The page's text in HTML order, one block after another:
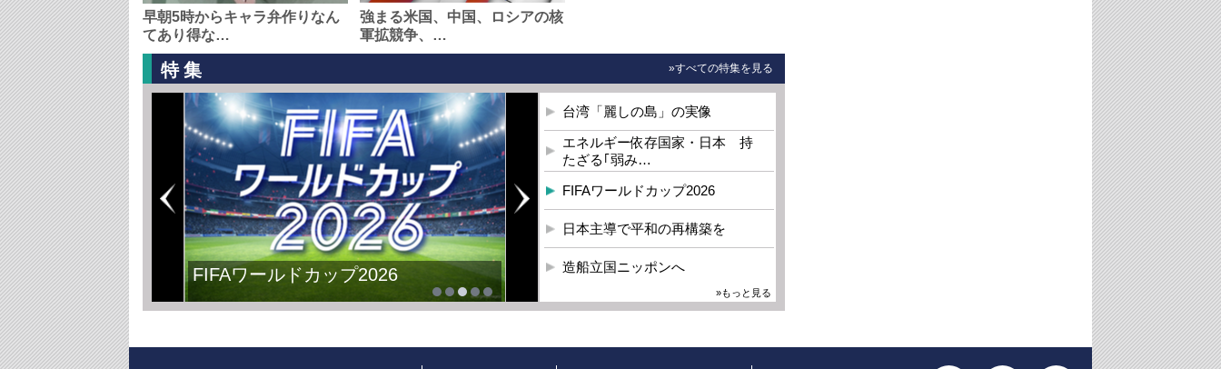
早朝5時からキャラ弁作りなん
てあり得な…
強まる米国、中国、ロシアの核
軍拡競争、…
特集 »すべての特集を見る
FIFAワールドカップ2026
台湾「麗しの島」の実像
エネルギー依存国家・日本 持
たざる｢弱み…
FIFAワールドカップ2026
日本主導で平和の再構築を
造船立国ニッポンへ
»もっと見る